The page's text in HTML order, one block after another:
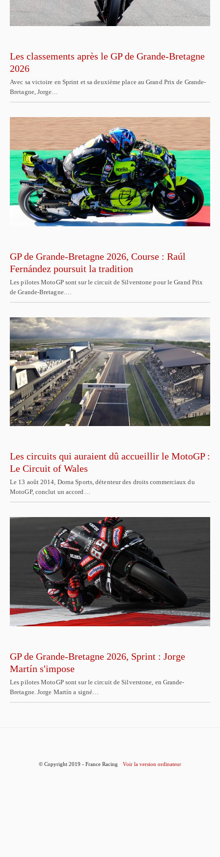
Les classements après le GP de Grande-Bretagne
2026
Avec sa victoire en Sprint et sa deuxième place au Grand Prix de Grande-
Bretagne, Jorge…
GP de Grande-Bretagne 2026, Course : Raúl
Fernández poursuit la tradition
Les pilotes MotoGP sont sur le circuit de Silverstone pour le Grand Prix
de Grande-Bretagne.…
Les circuits qui auraient dû accueillir le MotoGP :
Le Circuit of Wales
Le 13 août 2014, Dorna Sports, détenteur des droits commerciaux du
MotoGP, conclut un accord…
GP de Grande-Bretagne 2026, Sprint : Jorge
Martín s'impose
Les pilotes MotoGP sont sur le circuit de Silverstone, en Grande-
Bretagne. Jorge Martín a signé…
© Copyright 2019 - France Racing Voir la version ordinateur